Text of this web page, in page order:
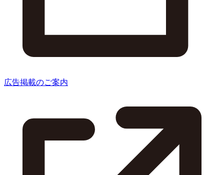
広告掲載のご案内